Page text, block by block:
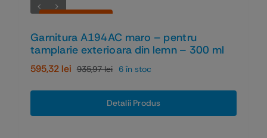
Garnitura A194AC maro – pentru
tamplarie exterioara din lemn – 300 ml
935,97leiPrețul
inițial
a
fost:
595,32 lei
Prețul
curent
este:
595,32 lei.
6 în stoc
Detalii Produs